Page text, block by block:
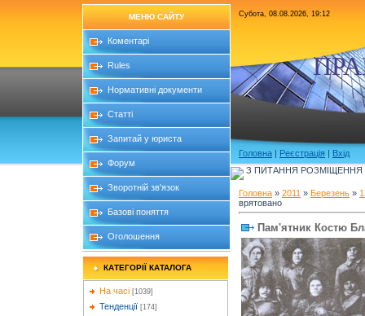
МЕНЮ САЙТУ
Коментарі
Rules
Нормативні документи
Статті
Запитай у юриста
Форум
Зворотній зв'язок
Базові поняття
Оголошення
КАТЕГОРІЇ КАТАЛОГА
На часі [1039]
Тенденції [174]
Субота, 08.08.2026, 19:12
Головна | Реєстрація | Вхід
З ПИТАННЯ РОЗМІЩЕННЯ
Головна » 2011 » Березень »
врятовано
Пам'ятник Костю